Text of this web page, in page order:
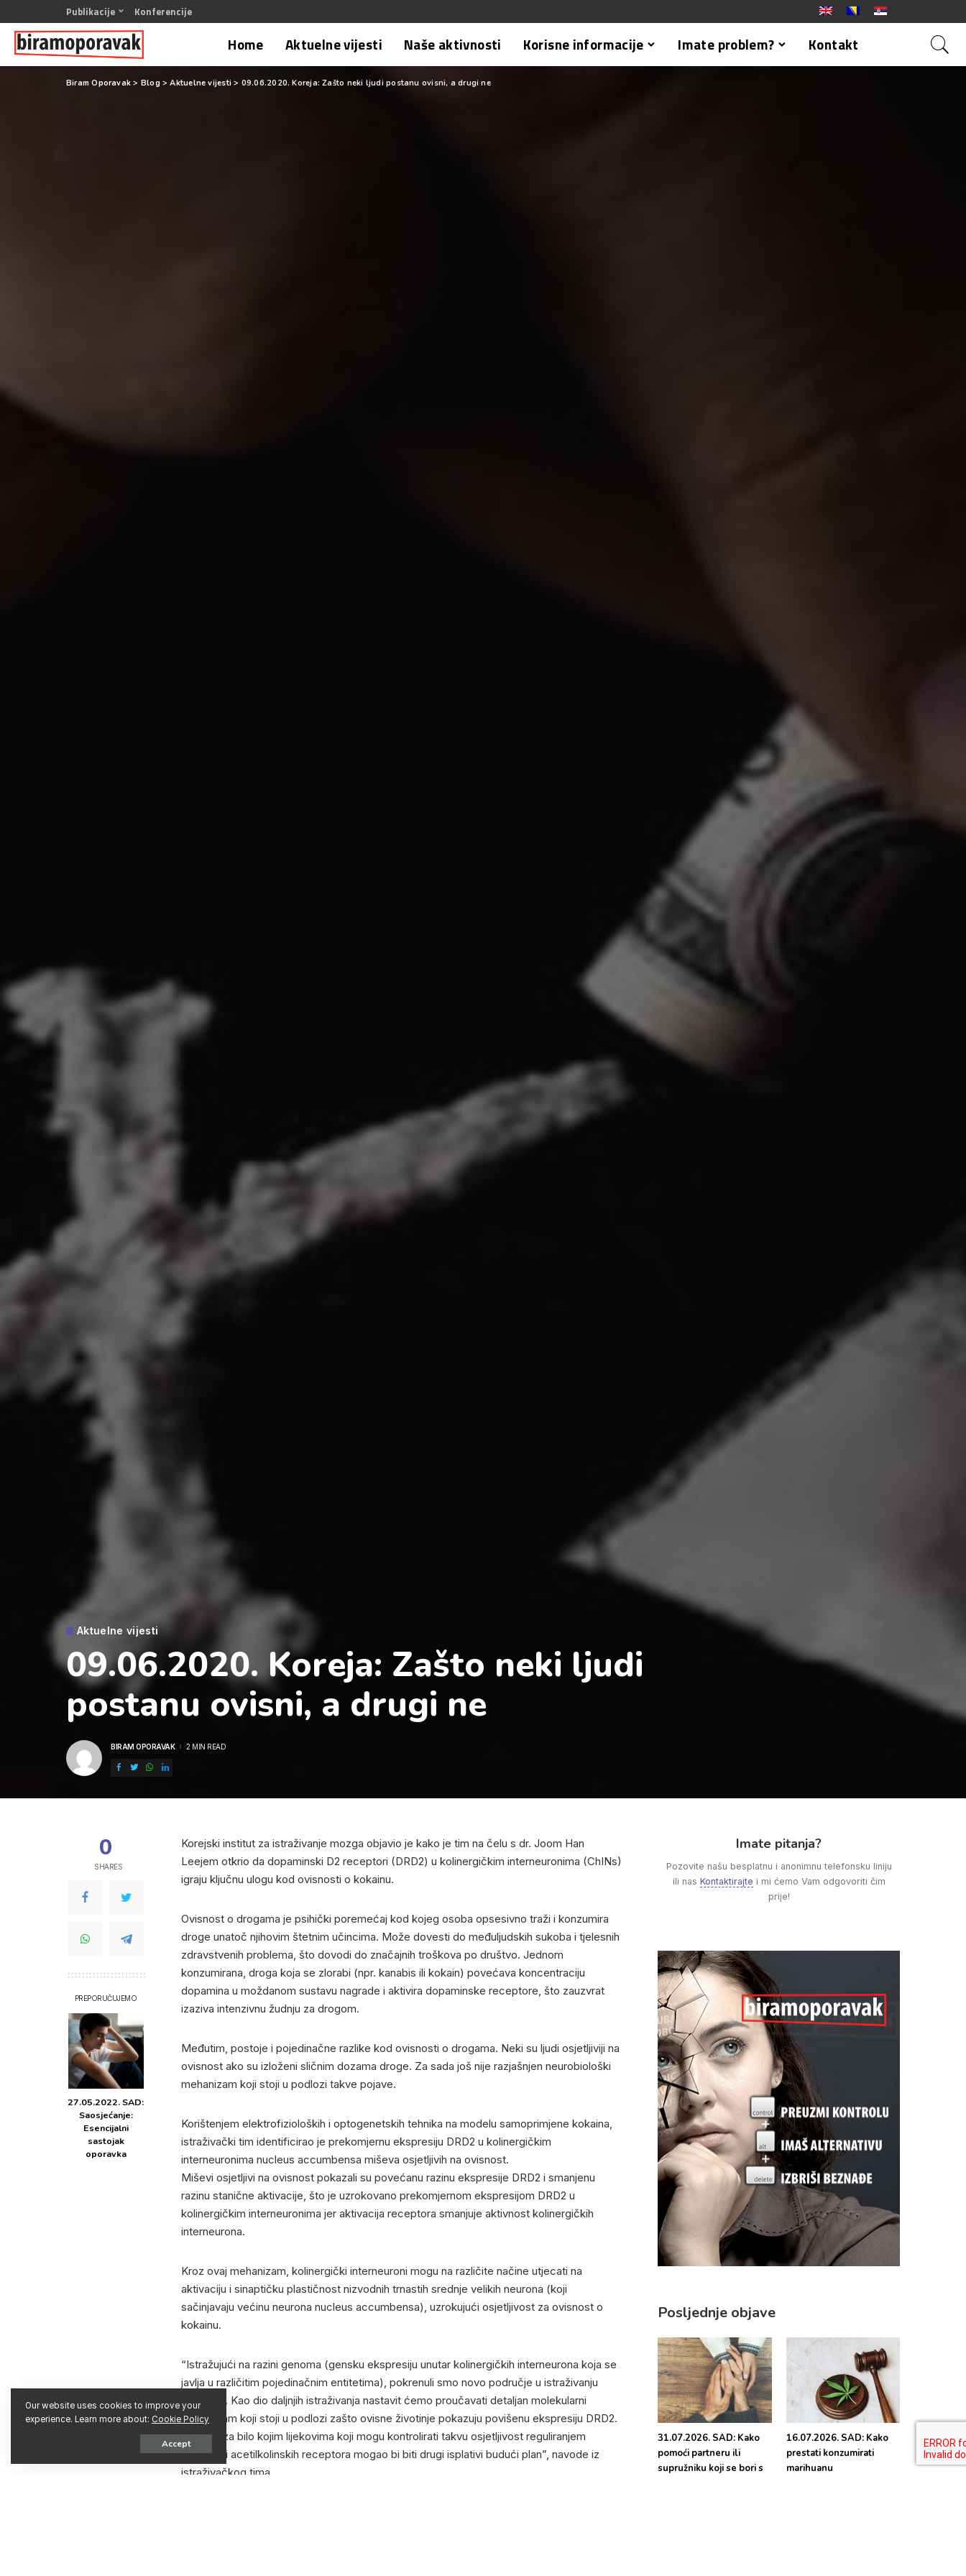
Publikacije Konferencije
Home Aktuelne vijesti Naše aktivnosti Korisne informacije Imate problem? Kontakt
Biram Oporavak > Blog >Aktuelne vijesti > 09.06.2020. Koreja: Zašto neki ljudi postanu ovisni, a drugi ne
Aktuelne vijesti
09.06.2020. Koreja: Zašto neki ljudi
postanu ovisni, a drugi ne
POSTED
BIRAM OPORAVAK 2 MIN READ
0
SHARES
PREPORUČUJEMO
27.05.2022. SAD:
Saosjećanje:
Esencijalni
sastojak
oporavka
Korejski institut za istraživanje mozga objavio je kako je tim na čelu s dr. Joom Han
Leejem otkrio da dopaminski D2 receptori (DRD2) u kolinergičkim interneuronima (ChINs)
igraju ključnu ulogu kod ovisnosti o kokainu.
Ovisnost o drogama je psihički poremećaj kod kojeg osoba opsesivno traži i konzumira
droge unatoč njihovim štetnim učincima. Može dovesti do međuljudskih sukoba i tjelesnih
zdravstvenih problema, što dovodi do značajnih troškova po društvo. Jednom
konzumirana, droga koja se zlorabi (npr. kanabis ili kokain) povećava koncentraciju
dopamina u moždanom sustavu nagrade i aktivira dopaminske receptore, što zauzvrat
izaziva intenzivnu žudnju za drogom.
Međutim, postoje i pojedinačne razlike kod ovisnosti o drogama. Neki su ljudi osjetljiviji na
ovisnost ako su izloženi sličnim dozama droge. Za sada još nije razjašnjen neurobiološki
mehanizam koji stoji u podlozi takve pojave.
Korištenjem elektrofizioloških i optogenetskih tehnika na modelu samoprimjene kokaina,
istraživački tim identificirao je prekomjernu ekspresiju DRD2 u kolinergičkim
interneuronima nucleus accumbensa miševa osjetljivih na ovisnost.
Miševi osjetljivi na ovisnost pokazali su povećanu razinu ekspresije DRD2 i smanjenu
razinu stanične aktivacije, što je uzrokovano prekomjernom ekspresijom DRD2 u
kolinergičkim interneuronima jer aktivacija receptora smanjuje aktivnost kolinergičkih
interneurona.
Kroz ovaj mehanizam, kolinergički interneuroni mogu na različite načine utjecati na
aktivaciju i sinaptičku plastičnost nizvodnih trnastih srednje velikih neurona (koji
sačinjavaju većinu neurona nucleus accumbensa), uzrokujući osjetljivost za ovisnost o
kokainu.
“Istražujući na razini genoma (gensku ekspresiju unutar kolinergičkih interneurona koja se
javlja u različitim pojedinačnim entitetima), pokrenuli smo novo područje u istraživanju
ovisnosti. Kao dio daljnjih istraživanja nastavit ćemo proučavati detaljan molekularni
mehanizam koji stoji u podlozi zašto ovisne životinje pokazuju povišenu ekspresiju DRD2.
Potraga za bilo kojim lijekovima koji mogu kontrolirati takvu osjetljivost reguliranjem
aktivnosti acetilkolinskih receptora mogao bi biti drugi isplativi budući plan”, navode iz
istraživačkog tima.
Imate pitanja?
Pozovite našu besplatnu i anonimnu telefonsku liniju
ili nas Kontaktirajte i mi ćemo Vam odgovoriti čim
prije!
Posljednje objave
31.07.2026. SAD: Kako
pomoći partneru ili
supružniku koji se bori s
16.07.2026. SAD: Kako
prestati konzumirati
marihuanu
Our website uses cookies to improve your
experience. Learn more about: Cookie Policy
Accept